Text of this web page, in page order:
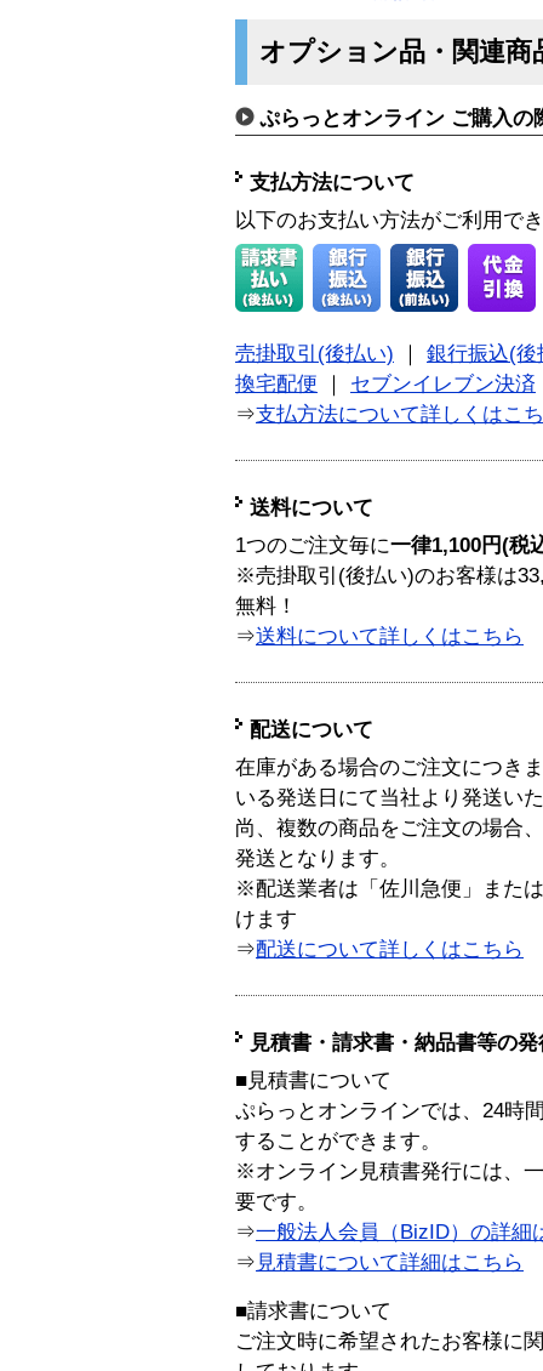
オプション品・関連商
ぷらっとオンライン ご購入の
支払方法について
以下のお支払い方法がご利用で
売掛取引(後払い)
銀行振込(後
換宅配便
セブンイレブン決済
⇒支払方法について詳しくはこ
送料について
1つのご注文毎に一律1,100円(税
※売掛取引(後払い)のお客様は
無料！
⇒送料について詳しくはこちら
配送について
在庫がある場合のご注文につき
いる発送日にて当社より発送い
尚、複数の商品をご注文の場合
発送となります。
※配送業者は「佐川急便」また
けます
⇒配送について詳しくはこちら
見積書・請求書・納品書等の
■見積書について
ぷらっとオンラインでは、24時
することができます。
※オンライン見積書発行には、
要です。
⇒一般法人会員（BizID）の詳細
⇒ 見積書について詳細はこちら
■請求書について
ご注文時に希望されたお客様に